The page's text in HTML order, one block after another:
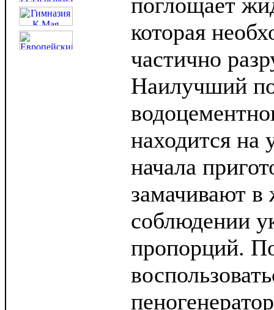
поглощает
которая
частично
Наилучший
находится на
начала
замачивают в
соблюдении
пропорций.